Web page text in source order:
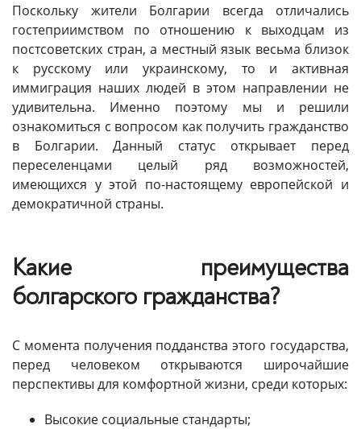
Поскольку жители Болгарии всегда отличались
гостеприимством по отношению к выходцам из
постсоветских стран, а местный язык весьма близок
к русскому или украинскому, то и активная
иммиграция наших людей в этом направлении не
удивительна. Именно поэтому мы и решили
ознакомиться с вопросом как получить гражданство
в Болгарии. Данный статус открывает перед
переселенцами целый ряд возможностей,
имеющихся у этой по-настоящему европейской и
демократичной страны.
Какие преимущества
болгарского гражданства?
С момента получения подданства этого государства,
перед человеком открываются широчайшие
перспективы для комфортной жизни, среди которых:
Высокие социальные стандарты;